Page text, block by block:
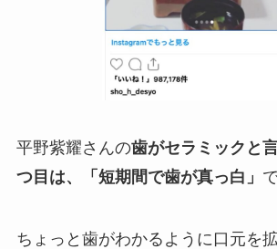
平野紫耀さんの歯がセラミックと
つ目は、「短期間で歯が真っ白」
ちょっと歯がわかるように口元を